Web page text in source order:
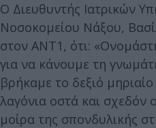
Ο Διευθυντής Ιατρικών
Νοσοκομείου Νάξου,
στον ANT1, ότι:
για να κάνουμε τη
βρήκαμε το δεξιό
λαγόνια οστά και σχεδόν
μοίρα της σπονδυλικής